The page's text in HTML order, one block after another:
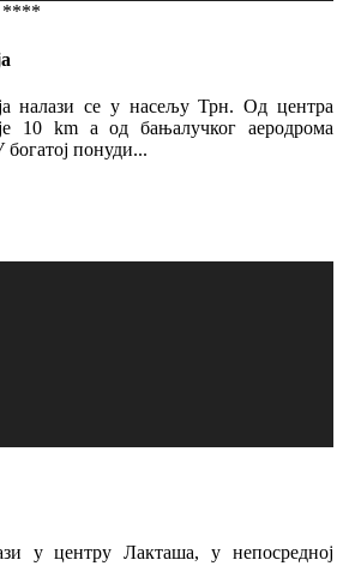
****
налази се у насељу Трн. Од центра
10 km а од бањалучког аеродрома
понуди...
у центру Лакташа, у непосредној